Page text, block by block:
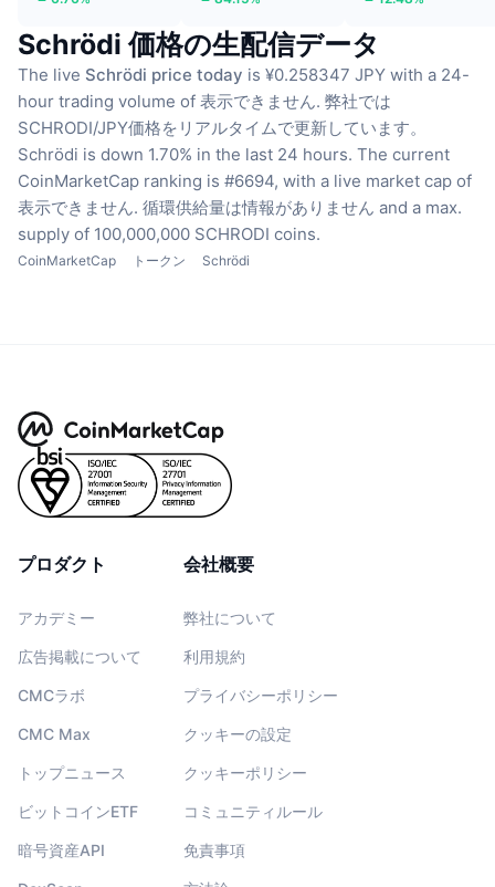
Schrödi 価格の生配信データ
The live Schrödi price today is ¥0.258347 JPY with a 24-
hour trading volume of 表示できません. 弊社では
SCHRODI/JPY価格をリアルタイムで更新しています。
Schrödi is down 1.70% in the last 24 hours. The current
CoinMarketCap ranking is #6694, with a live market cap of
表示できません. 循環供給量は情報がありません and a max.
supply of 100,000,000 SCHRODI coins.
CoinMarketCap トークン Schrödi
プロダクト
アカデミー
広告掲載について
CMCラボ
CMC Max
トップニュース
ビットコインETF
暗号資産API
会社概要
弊社について
利用規約
プライバシーポリシー
クッキーの設定
クッキーポリシー
コミュニティルール
免責事項